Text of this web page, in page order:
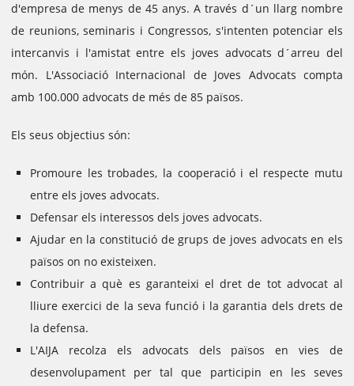
d'empresa de menys de 45 anys. A través d´un llarg nombre
de reunions, seminaris i Congressos, s'intenten potenciar els
intercanvis i l'amistat entre els joves advocats d´arreu del
món. L'Associació Internacional de Joves Advocats compta
amb 100.000 advocats de més de 85 països.
Els seus objectius són:
Promoure les trobades, la cooperació i el respecte mutu
entre els joves advocats.
Defensar els interessos dels joves advocats.
Ajudar en la constitució de grups de joves advocats en els
països on no existeixen.
Contribuir a què es garanteixi el dret de tot advocat al
lliure exercici de la seva funció i la garantia dels drets de
la defensa.
L'AIJA recolza els advocats dels països en vies de
desenvolupament per tal que participin en les seves